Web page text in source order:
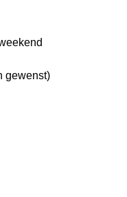
gewenst)